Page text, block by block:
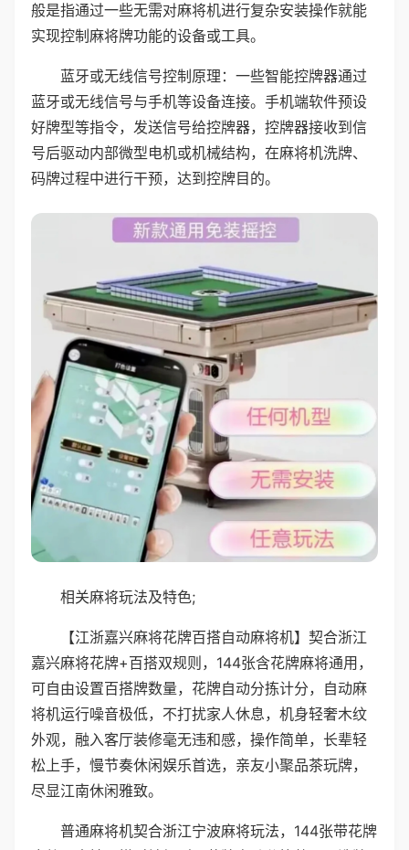
般是指通过一些无需对麻将机进行复杂安装操作就能
实现控制麻将牌功能的设备或工具。
蓝牙或无线信号控制原理：一些智能控牌器通过
蓝牙或无线信号与手机等设备连接。手机端软件预设
好牌型等指令，发送信号给控牌器，控牌器接收到信
号后驱动内部微型电机或机械结构，在麻将机洗牌、
码牌过程中进行干预，达到控牌目的。
相关麻将玩法及特色;
【江浙嘉兴麻将花牌百搭自动麻将机】契合浙江
嘉兴麻将花牌+百搭双规则，144张含花牌麻将通用，
可自由设置百搭牌数量，花牌自动分拣计分，自动麻
将机运行噪音极低，不打扰家人休息，机身轻奢木纹
外观，融入客厅装修毫无违和感，操作简单，长辈轻
松上手，慢节奏休闲娱乐首选，亲友小聚品茶玩牌，
尽显江南休闲雅致。
普通麻将机契合浙江宁波麻将玩法，144张带花牌